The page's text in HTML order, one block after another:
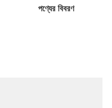
পণ্যের বিবরণ